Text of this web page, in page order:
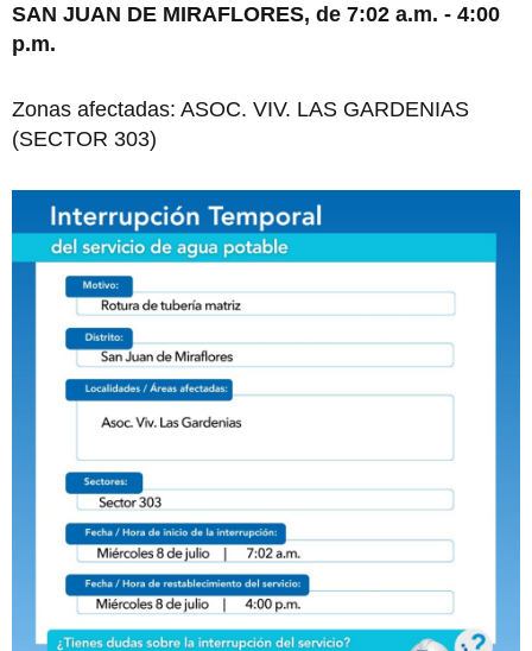
SAN JUAN DE MIRAFLORES, de 7:02 a.m. - 4:00
p.m.
Zonas afectadas: ASOC. VIV. LAS GARDENIAS
(SECTOR 303)